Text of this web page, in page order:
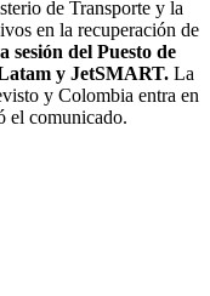
de Transporte y la
en la recuperación de
sesión del Puesto de
y JetSMART. La
y Colombia entra en
el comunicado.